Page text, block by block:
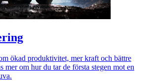
ökad produktivitet, mer kraft och bättre
mer om hur du tar de första stegen mot en